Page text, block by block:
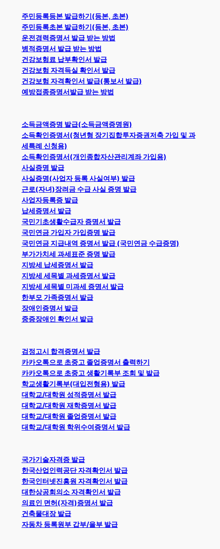
주민등록등본 발급하기(등본, 초본)
주민등록초본 발급하기(등본, 초본)
운전경력증명서 발급 받는 방법
병적증명서 발급 받는 방법
건강보험료 납부확인서 발급
건강보험 자격득실 확인서 발급
건강보험 자격확인서 발급(통보서 발급)
예방접종증명서발급 받는 방법
소득금액증명 발급(소득금액증명원)
소득확인증명서(청년형 장기집합투자증권저축 가입 및 과
세특례 신청용)
소득확인증명서(개인종합자산관리계좌 가입용)
사실증명 발급
사실증명(사업자 등록 사실여부) 발급
근로(자녀)장려금 수급 사실 증명 발급
사업자등록증 발급
납세증명서 발급
국민기초생활수급자 증명서 발급
국민연금 가입자 가입증명 발급
국민연금 지급내역 증명서 발급 (국민연금 수급증명)
부가가치세 과세표준 증명 발급
지방세 납세증명서 발급
지방세 세목별 과세증명서 발급
지방세 세목별 미과세 증명서 발급
한부모 가족증명서 발급
장애인증명서 발급
중증장애인 확인서 발급
검정고시 합격증명서 발급
카카오톡으로 초중고 졸업증명서 출력하기
카카오톡으로 초중고 생활기록부 조회 및 발급
학교생활기록부(대입전형용) 발급
대학교/대학원 성적증명서 발급
대학교/대학원 재학증명서 발급
대학교/대학원 졸업증명서 발급
대학교/대학원 학위수여증명서 발급
국가기술자격증 발급
한국산업인력공단 자격확인서 발급
한국인터넷진흥원 자격확인서 발급
대한상공회의소 자격확인서 발급
의료인 면허(자격)증명서 발급
건축물대장 발급
자동차 등록원부 갑부/을부 발급